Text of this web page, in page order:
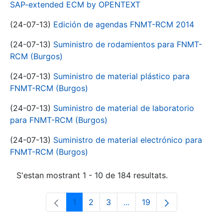
SAP-extended ECM by OPENTEXT
(24-07-13) Edición de agendas FNMT-RCM 2014
(24-07-13) Suministro de rodamientos para FNMT-
RCM (Burgos)
(24-07-13) Suministro de material plástico para
FNMT-RCM (Burgos)
(24-07-13) Suministro de material de laboratorio
para FNMT-RCM (Burgos)
(24-07-13) Suministro de material electrónico para
FNMT-RCM (Burgos)
S'estan mostrant 1 - 10 de 184 resultats.
Pàgina
1 Pàgina
2 Pàgina
3 ...Pàgines intermèdies
Pàgina
19